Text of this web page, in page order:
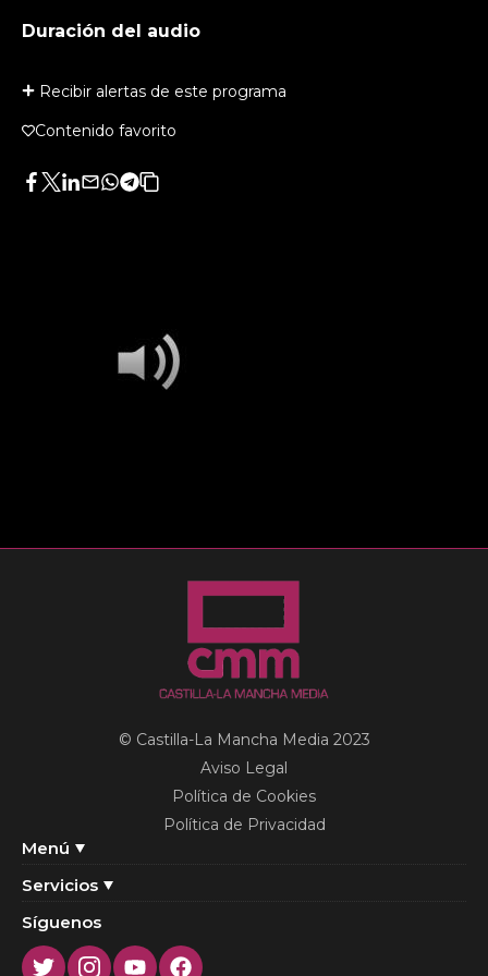
Duración del audio
Recibir alertas de este programa
Contenido favorito
Facebook
Twitter
LinkedIn
Enviar
Whatsapp
Telegram
Copiar
Menú
Servicios
© Castilla-La Mancha Media 2023
Aviso Legal
Política de Cookies
Política de Privacidad
Síguenos
TwitterInstagram
YoutubeFacebook